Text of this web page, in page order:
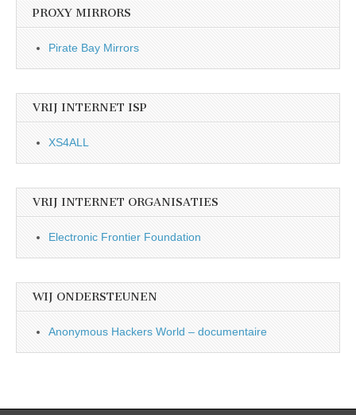
PROXY MIRRORS
Pirate Bay Mirrors
VRIJ INTERNET ISP
XS4ALL
VRIJ INTERNET ORGANISATIES
Electronic Frontier Foundation
WIJ ONDERSTEUNEN
Anonymous Hackers World – documentaire